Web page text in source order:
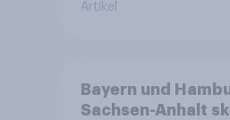
Artikel
Bayern und
Sachsen-Anhalt